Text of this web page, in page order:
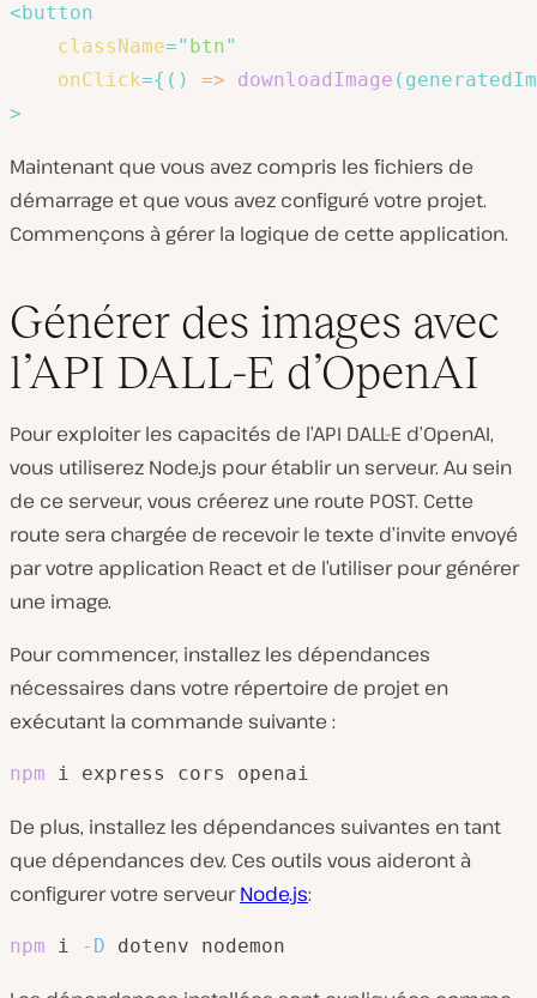
<button
className=" btn"
onClick={ ( ) => downloadImage (
>
Maintenant que vous avez compris les fichiers de
démarrage et que vous avez configuré votre projet.
Commençons à gérer la logique de cette application.
Générer des images avec
l’API DALL-E d’OpenAI
Pour exploiter les capacités de l’API DALL-E d’OpenAI,
vous utiliserez Node.js pour établir un serveur. Au sein
de ce serveur, vous créerez une route POST. Cette
route sera chargée de recevoir le texte d’invite envoyé
par votre application React et de l’utiliser pour générer
une image.
Pour commencer, installez les dépendances
nécessaires dans votre répertoire de projet en
exécutant la commande suivante :
npm i express cors openai
De plus, installez les dépendances suivantes en tant
que dépendances dev. Ces outils vous aideront à
configurer votre serveurNode.js:
npm i -D dotenv nodemon